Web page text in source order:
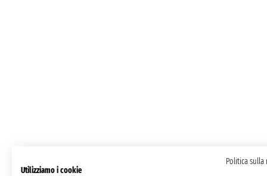
Politica sulla
Utilizziamo i cookie